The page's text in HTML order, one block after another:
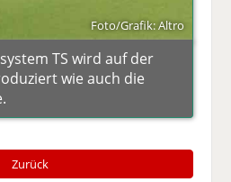
Foto/Grafik: Altro
TS wird auf der
wie auch die
Zurück